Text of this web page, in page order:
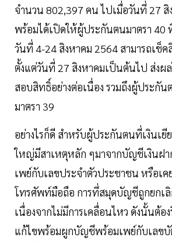
จำนวน 802,397 คน ไปเมื่อวันที่ 27 สิ
พร้อมได้เปิดให้ผู้ประกันตนมาตรา 40
วันที่ 4-24 สิงหาคม 2564 สามารถเช็ค
ตั้งแต่วันที่ 27 สิงหาคมเป็นต้นไป ส่งผ
สอบสิทธิ์อย่างต่อเนื่อง รวมถึงผู้ประกัน
มาตรา 39
อย่างไรก็ดี สำหรับผู้ประกันตนที่เงินเยี
ใหญ่มีสาเหตุหลัก ๆมาจากบัญชีเงินฝา
เพย์กับเลขประจำตัวประชาชน หรือเ
โทรศัพท์มือถือ การที่สมุดบัญชีถูกยกเ
เนื่องจากไม่มีการเคลื่อนไหว ดังนั้นต้อ
แก้ไขพร้อมผูกบัญชีพร้อมเพย์กับเลขบั